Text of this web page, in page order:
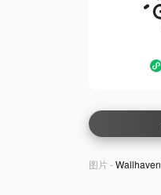
图片 -Wallhaven